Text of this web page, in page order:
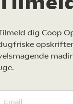
dig Coop